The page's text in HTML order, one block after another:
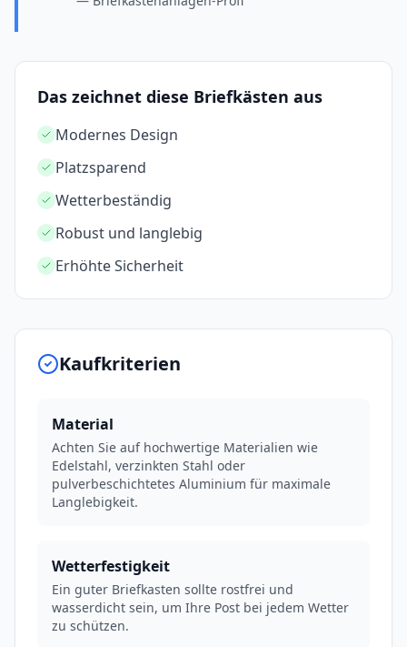
Das zeichnet diese Briefkästen aus
Modernes Design
Platzsparend
Wetterbeständig
Robust und langlebig
Erhöhte Sicherheit
Kaufkriterien
Material
Achten Sie auf hochwertige Materialien wie
Edelstahl, verzinkten Stahl oder
pulverbeschichtetes Aluminium für maximale
Langlebigkeit.
Wetterfestigkeit
Ein guter Briefkasten sollte rostfrei und
wasserdicht sein, um Ihre Post bei jedem Wetter
zu schützen.